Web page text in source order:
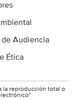
de Audiencia
Ética
la reproducción total o